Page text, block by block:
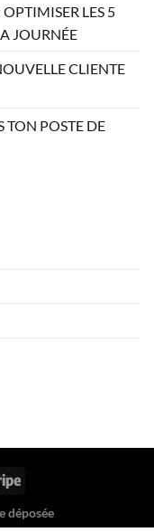
LES 5
JOURNÉE
CLIENTE
TON POSTE DE
déposée